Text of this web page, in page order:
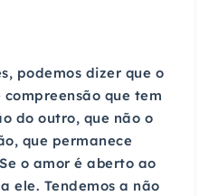
podemos dizer que o
que tem
do outro, que não o
que permanece
o amor é aberto ao
ele. Tendemos a não